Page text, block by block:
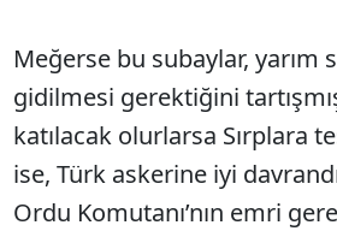
Meğerse bu subaylar,
gidilmesi gerektiğini
katılacak olurlarsa Sırplara
ise, Türk askerine iyi
Ordu Komutanı’nın emri